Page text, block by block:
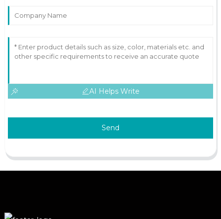
AI Helps Write
Send